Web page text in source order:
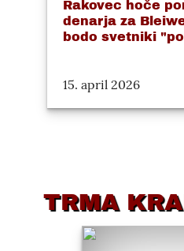
Rakovec hoče
denarja za
bodo svetniki
15. april 2026
TRMA